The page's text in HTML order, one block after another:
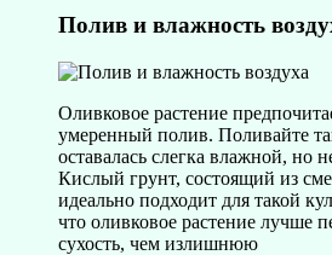
Полив и влажность
Оливковое растение
умеренный полив. Поливайте
оставалась слегка влажной, но
Кислый грунт, состоящий из
идеально подходит для такой
что оливковое растение лучше
сухость, чем излишнюю